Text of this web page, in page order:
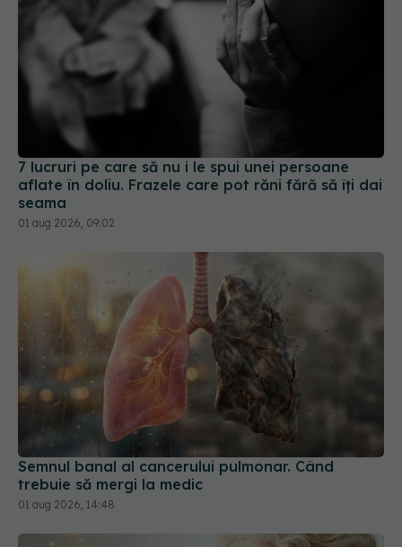
7 lucruri pe care să nu i le spui unei persoane
aflate în doliu. Frazele care pot răni fără să îți dai
seama
01 aug 2026, 09:02
Semnul banal al cancerului pulmonar. Când
trebuie să mergi la medic
01 aug 2026, 14:48